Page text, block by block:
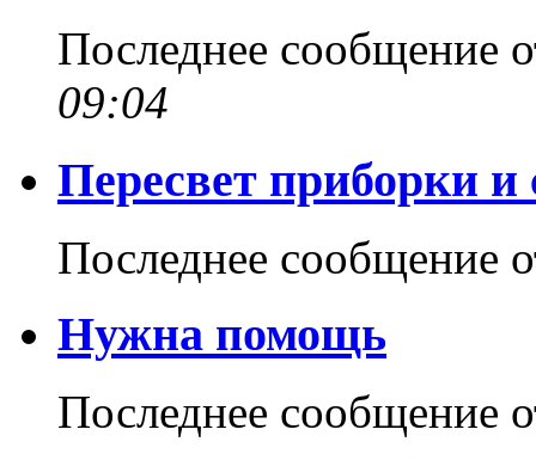
Последнее сообщение
09:04
Пересвет приборки и
Последнее сообщение
Нужна помощь
Последнее сообщение